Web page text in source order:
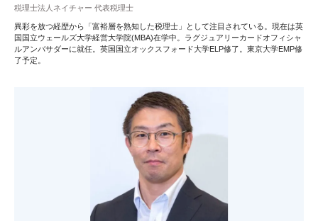
税理士法人ネイチャー 代表税理士
異彩を放つ経歴から「富裕層を熟知した税理士」として注目されている。現在は英
国国立ウェールズ大学経営大学院(MBA)在学中。ラグジュアリーカードオフィシャ
ルアンバサダーに就任。英国国立オックスフォード大学ELP修了。東京大学EMP修
了予定。